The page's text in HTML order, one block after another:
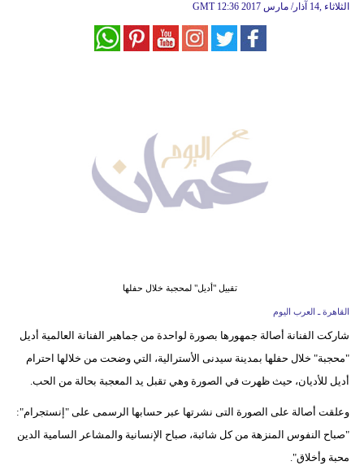
وتكنولوجيا
بيئة
مدوَّنات
GMT 12:36 2017 الثلاثاء ,14 آذار/ مارس
تقبيل "أديل" لمحجبة خلال حفلها
القاهرة ـ العرب اليوم
شاركت الفنانة أصالة جمهورها بصورة لواحدة من جماهير الفنانة العالمية أديل
"محجبة" خلال حفلها بمدينة سيدنى الأسترالية، التي وضحت من خلالها احترام
أديل للأديان، حيث ظهرت في الصورة وهي تقبل يد المعجبة بحالة من الحب.
وعلقت أصالة على الصورة التى نشرتها عبر حسابها الرسمى على "إنستجرام":
"صباح النفوس المنزهة من كل شائبة، صباح الإنسانية والمشاعر السامية الدين
محبة وأخلاق".